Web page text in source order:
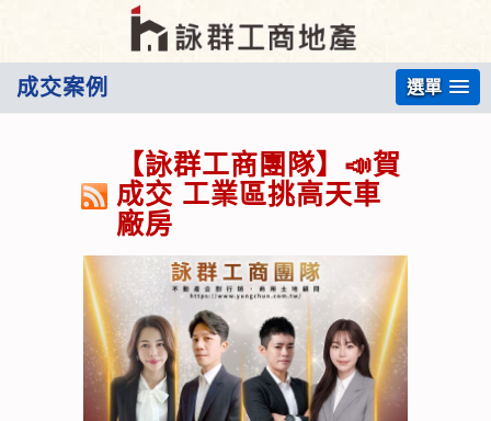
成交案例 選單
【詠群工商團隊】📣賀
成交 工業區挑高天車
廠房